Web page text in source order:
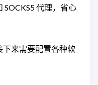
代理，省心
下来需要配置各种软